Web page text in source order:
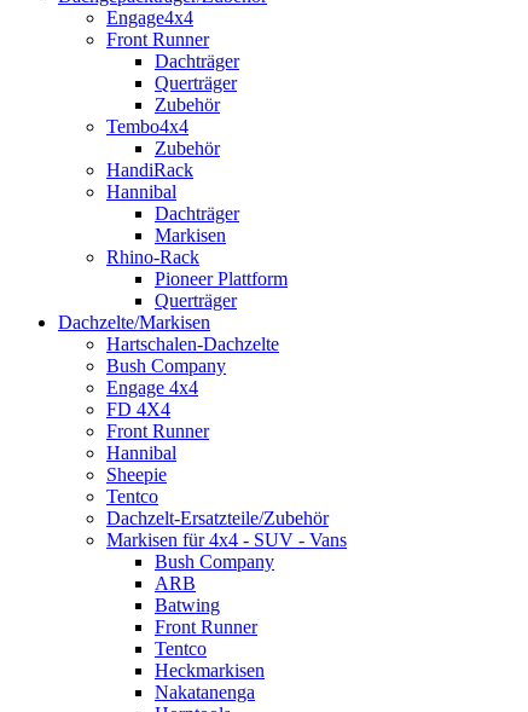
Engage4x4
Front Runner
Dachträger
Querträger
Zubehör
Tembo4x4
Zubehör
HandiRack
Hannibal
Dachträger
Markisen
Rhino-Rack
Pioneer Plattform
Querträger
Dachzelte/Markisen
Hartschalen-Dachzelte
Bush Company
Engage 4x4
FD 4X4
Front Runner
Hannibal
Sheepie
Tentco
Dachzelt-Ersatzteile/Zubehör
Markisen für 4x4 - SUV - Vans
Bush Company
ARB
Batwing
Front Runner
Tentco
Heckmarkisen
Nakatanenga